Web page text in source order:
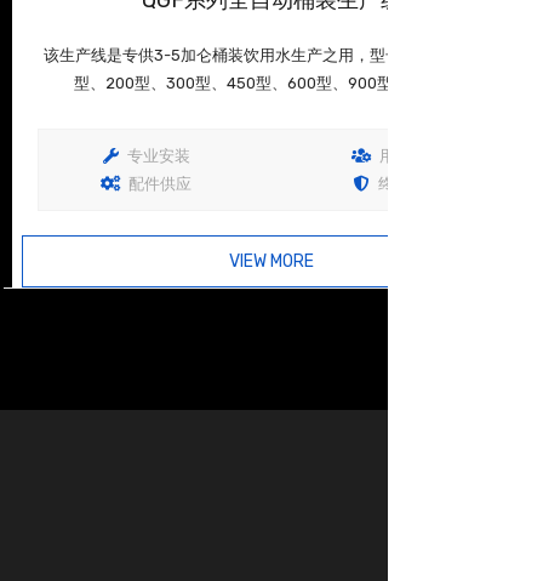
该生产线是专供3-5加仑桶装饮用水生产之用，型号有100型、150
型、200型、300型、450型、600型、900型、1200型...
专业安装
用户培训
配件供应
终生保固
VIEW MORE